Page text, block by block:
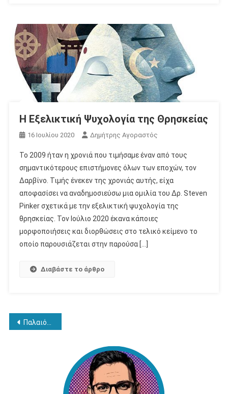
Η Εξελικτική Ψυχολογία της Θρησκείας
16 Ιουλίου 2020 Δημήτρης Αγοραστός
Το 2009 ήταν η χρονιά που τιμήσαμε έναν από τους
σημαντικότερους επιστήμονες όλων των εποχών, τον
Δαρβίνο. Τιμής ένεκεν της χρονιάς αυτής, είχα
αποφασίσει να αναδημοσιεύσω μια ομιλία του Δρ. Steven
Pinker σχετικά με την εξελικτική ψυχολογία της
θρησκείας. Τον Ιούλιο 2020 έκανα κάποιες
μορφοποιήσεις και διορθώσεις στο τελικό κείμενο το
οποίο παρουσιάζεται στην παρούσα […]
Διαβάστε το άρθρο
Πλοήγηση
Παλαιότερα άρθρα